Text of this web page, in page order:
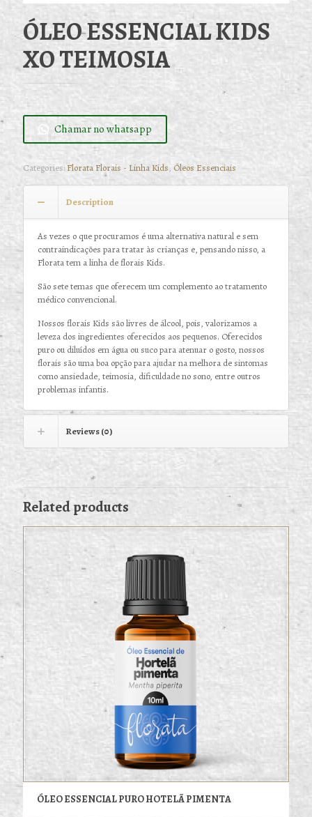
ÓLEO ESSENCIAL KIDS
XO TEIMOSIA
Chamar no whatsapp
Categories: Florata Florais - Linha Kids, Óleos Essenciais
Description
As vezes o que procuramos é uma alternativa natural e sem
contraindicações para tratar às crianças e, pensando nisso, a
Florata tem a linha de florais Kids.
São sete temas que oferecem um complemento ao tratamento
médico convencional.
Nossos florais Kids são livres de álcool, pois, valorizamos a
leveza dos ingredientes oferecidos aos pequenos. Oferecidos
puro ou diluídos em água ou suco para atenuar o gosto, nossos
florais são uma boa opção para ajudar na melhora de sintomas
como ansiedade, teimosia, dificuldade no sono, entre outros
problemas infantis.
Reviews (0)
Related products
ÓLEO ESSENCIAL PURO HOTELÃ PIMENTA